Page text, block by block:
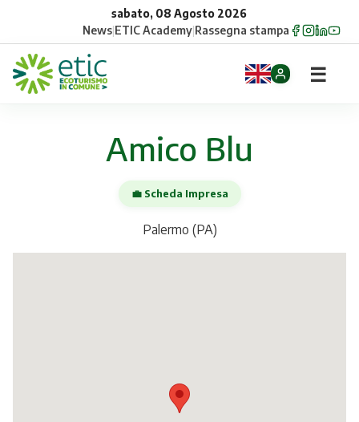
sabato, 08 Agosto 2026
News|ETIC Academy|Rassegna stampa
☰
Amico Blu
💼 Scheda Impresa
Palermo (PA)